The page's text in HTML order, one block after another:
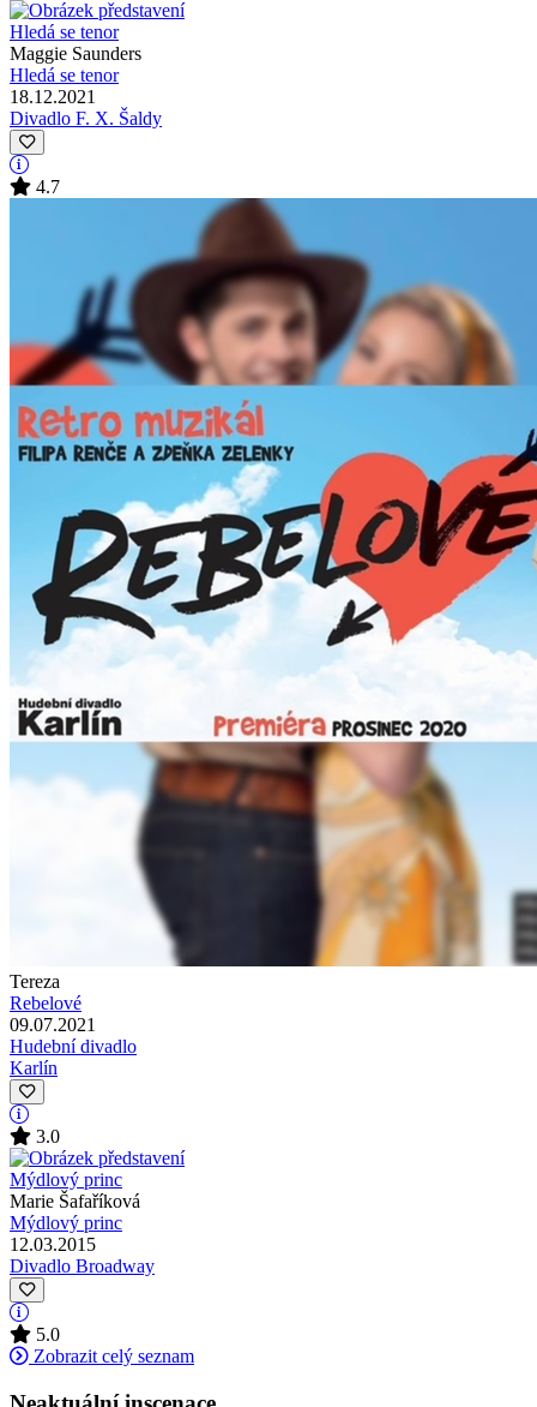
Maggie Saunders
Hledá se tenor
18.12.2021
Divadlo F. X. Šaldy
4.7
Tereza
Rebelové
09.07.2021
Hudební divadlo
Karlín
3.0
Marie Šafaříková
Mýdlový princ
12.03.2015
Divadlo Broadway
5.0
Zobrazit celý seznam